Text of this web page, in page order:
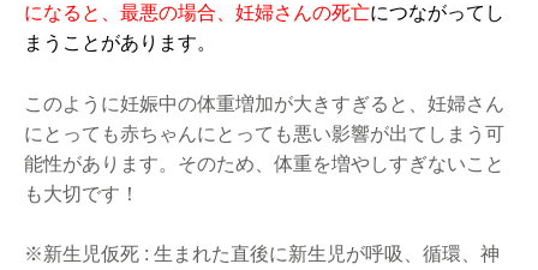
になると、最悪の場合、妊婦さんの死亡につながってし
まうことがあります。
このように妊娠中の体重増加が大きすぎると、妊婦さん
にとっても赤ちゃんにとっても悪い影響が出てしまう可
能性があります。そのため、体重を増やしすぎないこと
も大切です！
※新生児仮死 : 生まれた直後に新生児が呼吸、循環、神